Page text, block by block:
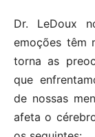
Dr. LeDoux
emoções têm
torna as
que
de nossas
afeta o